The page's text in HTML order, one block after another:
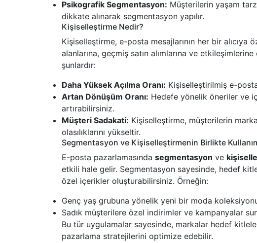
Psikografik Segmentasyon: Müşterilerin yaşam
dikkate alınarak segmentasyon yapılır.
Kişiselleştirme Nedir?
Kişiselleştirme, e-posta mesajlarının her bir
alanlarına, geçmiş satın alımlarına ve
şunlardır:
Daha Yüksek Açılma Oranı: Kişiselleştirilmiş e-
Artan Dönüşüm Oranı: Hedefe yönelik öneriler ve
artırabilirsiniz.
Müşteri Sadakati: Kişiselleştirme, müşterilerin
olasılıklarını yükseltir.
Segmentasyon ve Kişiselleştirmenin Birlikte
E-posta pazarlamasında segmentasyon ve
etkili hale gelir. Segmentasyon sayesinde, hedef
özel içerikler oluşturabilirsiniz. Örneğin:
Genç yaş grubuna yönelik yeni bir moda
Sadık müşterilere özel indirimler ve kampanyalar
Bu tür uygulamalar sayesinde, markalar hedef
pazarlama stratejilerini optimize edebilir.